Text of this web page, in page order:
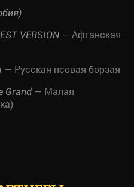
VERSION — Афганская
— Русская псовая борзая
Grand — Малая